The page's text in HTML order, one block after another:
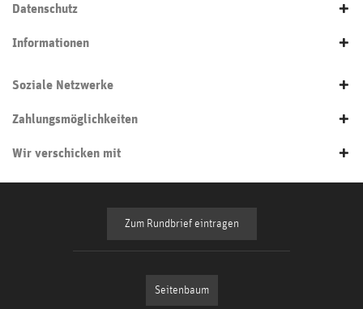
Datenschutz
Informationen
Soziale Netzwerke
Zahlungsmöglichkeiten
Wir verschicken mit
Zum Rundbrief eintragen
Seitenbaum